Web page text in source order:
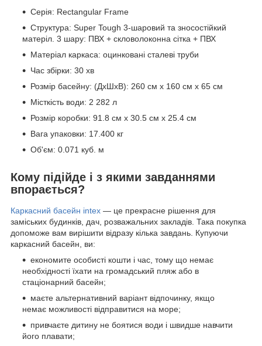
Серія: Rectangular Frame
Структура: Super Tough 3-шаровий та зносостійкий
матеріл. 3 шару: ПВХ + скловолоконна сітка + ПВХ
Матеріал каркаса: оцинковані сталеві труби
Час збірки: 30 хв
Розмір басейну: (ДхШхВ): 260 см х 160 см х 65 см
Місткість води: 2 282 л
Розмір коробки: 91.8 см х 30.5 см х 25.4 см
Вага упаковки: 17.400 кг
Об'єм: 0.071 куб. м
Кому підійде і з якими завданнями
впорається?
Каркасний басейн intex — це прекрасне рішення для
заміських будинків, дач, розважальних закладів. Така покупка
допоможе вам вирішити відразу кілька завдань. Купуючи
каркасний басейн, ви:
економите особисті кошти і час, тому що немає
необхідності їхати на громадський пляж або в
стаціонарний басейн;
маєте альтернативний варіант відпочинку, якщо
немає можливості відправитися на море;
привчаєте дитину не боятися води і швидше навчити
його плавати;